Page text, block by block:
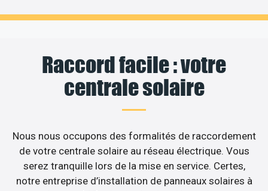
Raccord facile : votre
centrale solaire
Nous nous occupons des formalités de raccordement
de votre centrale solaire au réseau électrique. Vous
serez tranquille lors de la mise en service. Certes,
notre entreprise d’installation de panneaux solaires à